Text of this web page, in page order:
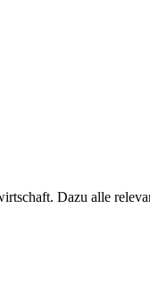
Dazu alle